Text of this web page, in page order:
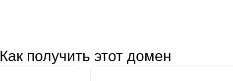
Как получить этот домен